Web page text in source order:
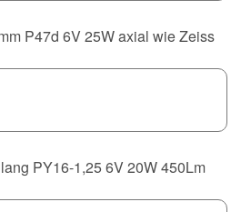
P47d 6V 25W axial wie Zeiss
PY16-1,25 6V 20W 450Lm